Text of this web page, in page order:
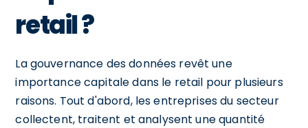
retail ?
La gouvernance des données revêt une
importance capitale dans le retail pour plusieurs
raisons. Tout d'abord, les entreprises du secteur
collectent, traitent et analysent une quantité